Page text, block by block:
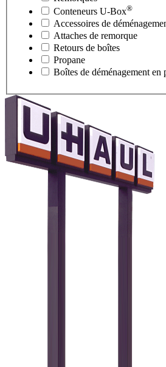
Conteneurs U-Box®
Accessoires de
Attaches de remorque
Retours de boîtes
Propane
Boîtes de déménagement en